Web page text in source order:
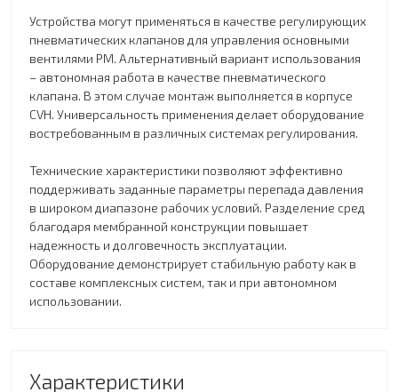
Устройства могут применяться в качестве регулирующих
пневматических клапанов для управления основными
вентилями PM. Альтернативный вариант использования
– автономная работа в качестве пневматического
клапана. В этом случае монтаж выполняется в корпусе
CVH. Универсальность применения делает оборудование
востребованным в различных системах регулирования.
Технические характеристики позволяют эффективно
поддерживать заданные параметры перепада давления
в широком диапазоне рабочих условий. Разделение сред
благодаря мембранной конструкции повышает
надежность и долговечность эксплуатации.
Оборудование демонстрирует стабильную работу как в
составе комплексных систем, так и при автономном
использовании.
Характеристики